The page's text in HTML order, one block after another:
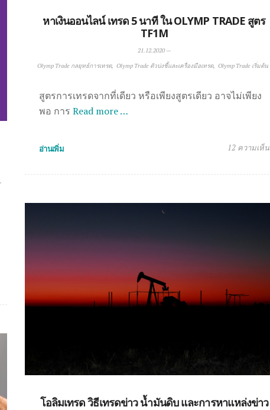
หาเงินออนไลน์ เทรด 5 นาที ใน OLYMP TRADE สูตร
TF1M
21.12.2020—
Olymp Trade กลยุทธ์การเทรด
Olymp Trade ตัวบ่งชี้และเครื่องมือเทรด Olymp Trade เริ่มต้น
สูตรการเทรดจากที่เดียว หรือเพียงสูตรเดียว อาจไม่เพียง
พอ การ Read more …
อ่านเพิ่ม 12 ความเห็น
โอลิมเทรด วิธีเทรดข่าว น้ำมันดิบ และการหาแหล่งข่าว